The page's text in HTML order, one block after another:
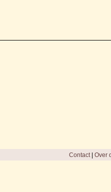
Contact| Over